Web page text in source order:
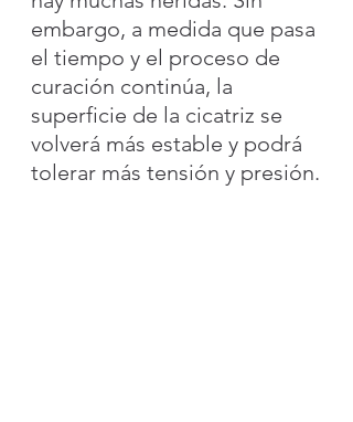
embargo, a medida que pasa
el tiempo y el proceso de
curación continúa, la
superficie de la cicatriz se
volverá más estable y podrá
tolerar más tensión y presión.